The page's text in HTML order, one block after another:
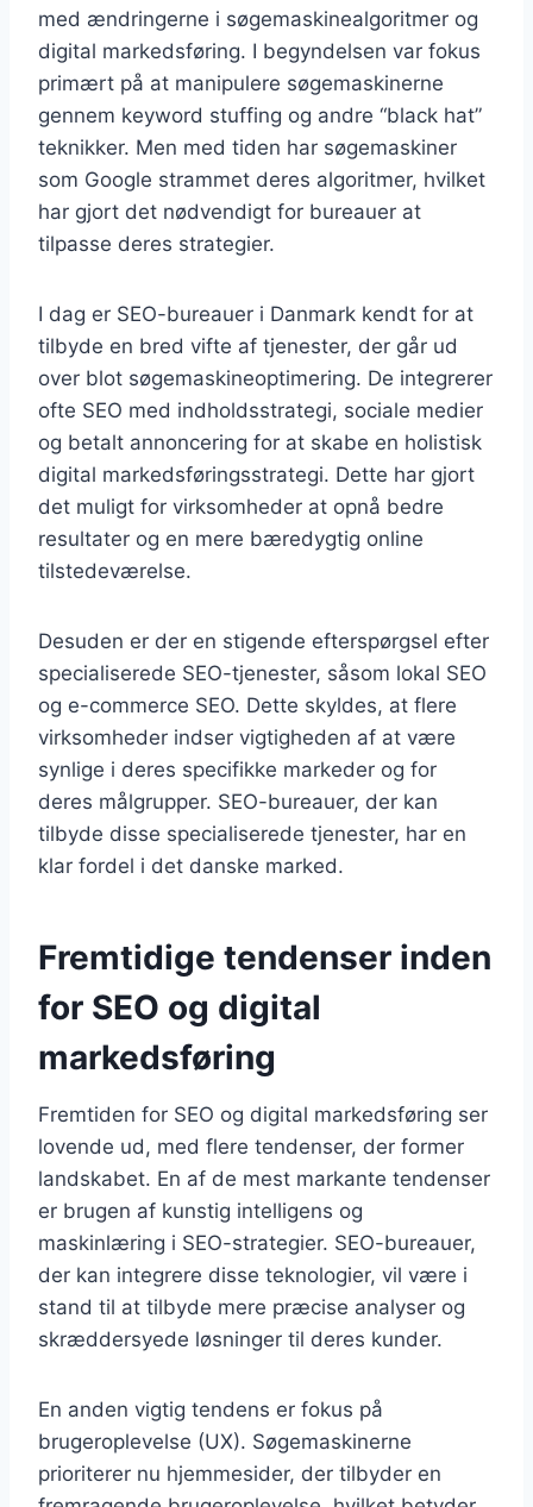
med ændringerne i søgemaskinealgoritmer og
digital markedsføring. I begyndelsen var fokus
primært på at manipulere søgemaskinerne
gennem keyword stuffing og andre “black hat”
teknikker. Men med tiden har søgemaskiner
som Google strammet deres algoritmer, hvilket
har gjort det nødvendigt for bureauer at
tilpasse deres strategier.
I dag er SEO-bureauer i Danmark kendt for at
tilbyde en bred vifte af tjenester, der går ud
over blot søgemaskineoptimering. De integrerer
ofte SEO med indholdsstrategi, sociale medier
og betalt annoncering for at skabe en holistisk
digital markedsføringsstrategi. Dette har gjort
det muligt for virksomheder at opnå bedre
resultater og en mere bæredygtig online
tilstedeværelse.
Desuden er der en stigende efterspørgsel efter
specialiserede SEO-tjenester, såsom lokal SEO
og e-commerce SEO. Dette skyldes, at flere
virksomheder indser vigtigheden af at være
synlige i deres specifikke markeder og for
deres målgrupper. SEO-bureauer, der kan
tilbyde disse specialiserede tjenester, har en
klar fordel i det danske marked.
Fremtidige tendenser inden
for SEO og digital
markedsføring
Fremtiden for SEO og digital markedsføring ser
lovende ud, med flere tendenser, der former
landskabet. En af de mest markante tendenser
er brugen af kunstig intelligens og
maskinlæring i SEO-strategier. SEO-bureauer,
der kan integrere disse teknologier, vil være i
stand til at tilbyde mere præcise analyser og
skræddersyede løsninger til deres kunder.
En anden vigtig tendens er fokus på
brugeroplevelse (UX). Søgemaskinerne
prioriterer nu hjemmesider, der tilbyder en